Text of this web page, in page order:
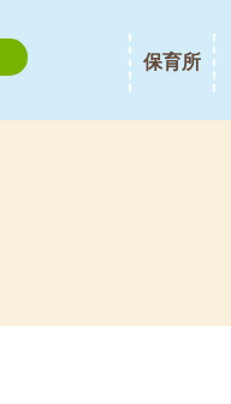
保育所